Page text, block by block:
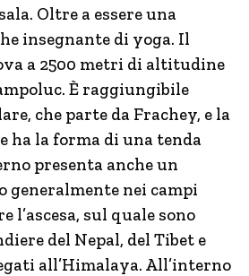
Oltre a essere una
insegnante di yoga. Il
a 2500 metri di altitudine
È raggiungibile
che parte da Frachey, e la
ha la forma di una tenda
presenta anche un
generalmente nei campi
l’ascesa, sul quale sono
del Nepal, del Tibet e
all’Himalaya. All’interno